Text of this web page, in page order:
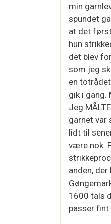
min
spundet
at det
hun
det blev
som jeg
en
gik i gang.
Jeg
garnet var
lidt til
være nok.
anden,
1600 tals
passer fint